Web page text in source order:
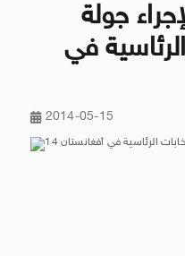
جولة
الرئاسية في
2014-05-15